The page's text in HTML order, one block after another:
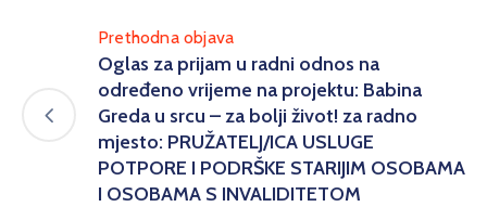
Prethodna objava
Oglas za prijam u radni odnos na
određeno vrijeme na projektu: Babina
Greda u srcu – za bolji život! za radno
mjesto: PRUŽATELJ/ICA USLUGE
POTPORE I PODRŠKE STARIJIM OSOBAMA
I OSOBAMA S INVALIDITETOM